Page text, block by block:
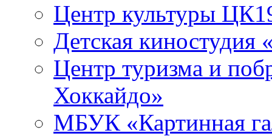
Центр культуры
Детская киностудия
Центр туризма и
Хоккайдо»
МБУК «Картинная